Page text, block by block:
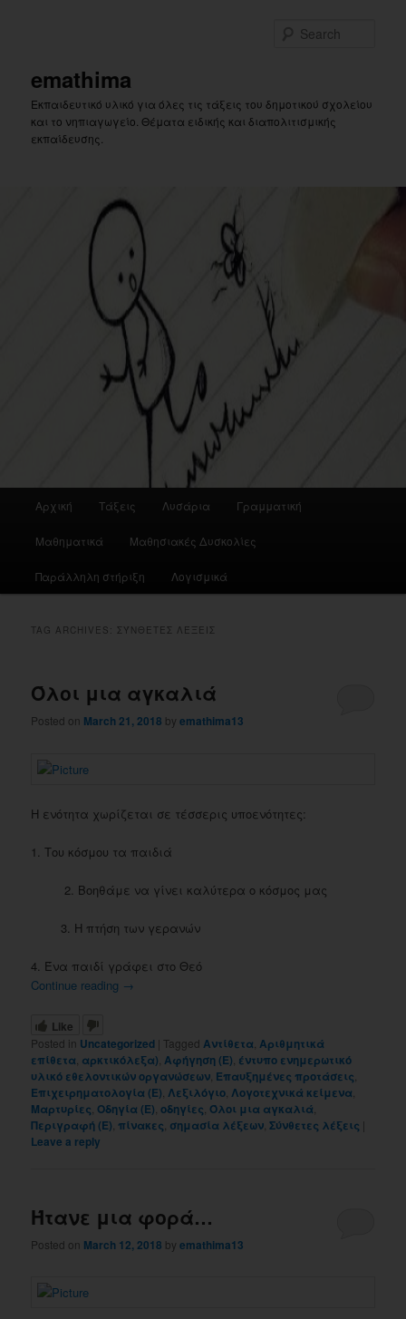
emathima
Εκπαιδευτικό υλικό για όλες τις τάξεις του δημοτικού σχολείου
και το νηπιαγωγείο. Θέματα ειδικής και διαπολιτισμικής
εκπαίδευσης.
Αρχική Τάξεις Λυσάρια Γραμματική
Μαθηματικά Μαθησιακές Δυσκολίες
Παράλληλη στήριξη Λογισμικά
TAG ARCHIVES: ΣΎΝΘΕΤΕΣ ΛΈΞΕΙΣ
Όλοι μια αγκαλιά
Posted on March 21, 2018 byemathima13
Η ενότητα χωρίζεται σε τέσσερις υποενότητες:
1. Του κόσμου τα παιδιά
2. Βοηθάμε να γίνει καλύτερα ο κόσμος μας
3. Η πτήση των γερανών
4. Ένα παιδί γράφει στο Θεό
Continue reading →
Like
Posted in Uncategorized | Tagged Αντίθετα Αριθμητικά
επίθετα αρκτικόλεξα) Αφήγηση (Ε) έντυπο ενημερωτικό
υλικό εθελοντικών οργανώσεων Επαυξημένες προτάσεις
Επιχειρηματολογία (Ε) Λεξιλόγιο Λογοτεχνικά κείμενα
Μαρτυρίες ,Οδηγία (Ε) ,οδηγίες ,Όλοι μια αγκαλιά
Περιγραφή (Ε) πίνακες σημασία λέξεων ,Σύνθετες λέξεις |
Leave a reply
Ήτανε μια φορά…
Posted on March 12, 2018 byemathima13